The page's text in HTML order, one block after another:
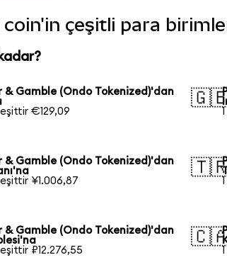
çeşitli para
& Gamble (Ondo Tokenized)'dan
€129,09
& Gamble (Ondo Tokenized)'dan
¥1.006,87
& Gamble (Ondo Tokenized)'dan
₽12.276,55